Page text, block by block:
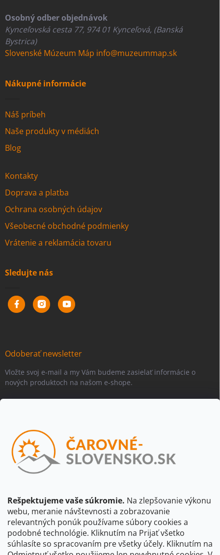
Rešpektujeme vaše súkromie. Na zlepšovanie výkonu
webu, meranie návštevnosti a zobrazovanie
relevantných ponúk používame súbory cookies a
podobné technológie. Kliknutím na Prijať všetko
súhlasíte so spracovaním pre všetky účely. Kliknutím na
Osobný odber objednávok
Kynceľovská cesta 77, 974 01 Kynceľová, (Banská
Bystrica)
Slovenské Múzeum Máp info@muzeummap.sk
Nákupné informácie
Náš príbeh
Naše produkty v médiách
Blog
Kontakty
Doprava a platba
Ochrana osobných údajov
Všeobecné obchodné podmienky
Vrátenie a reklamácia tovaru
Sledujte nás
Odoberať newsletter
Vložte svoj e-mail a my Vám budeme zasielať informácie o
nových produktoch na našom e-shope.
Vložením e-mailu súhlasíte spodmienkami ochrany osobných
údajov
Beriem na vedomie, že adresa bude spracovaná za účelom
údajov dostupnými na tejto stránke.
Prihlásiť sa
CBS Slovensko CBS Česko Shocart VKÚ Mapy Harmanec